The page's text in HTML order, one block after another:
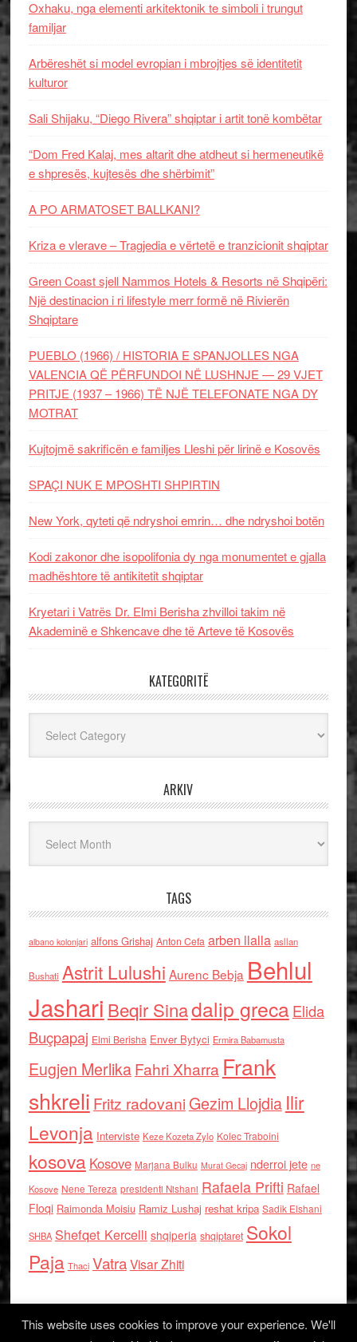
Oxhaku, nga elementi arkitektonik te simboli i trungut
familjar
Arbëreshët si model evropian i mbrojtjes së identitetit
kulturor
Sali Shijaku, “Diego Rivera” shqiptar i artit tonë kombëtar
“Dom Fred Kalaj, mes altarit dhe atdheut si hermeneutikë
e shpresës, kujtesës dhe shërbimit”
A PO ARMATOSET BALLKANI?
Kriza e vlerave – Tragjedia e vërtetë e tranzicionit shqiptar
Green Coast sjell Nammos Hotels & Resorts në Shqipëri:
Një destinacion i ri lifestyle merr formë në Rivierën
Shqiptare
PUEBLO (1966) / HISTORIA E SPANJOLLES NGA
VALENCIA QË PËRFUNDOI NË LUSHNJE — 29 VJET
PRITJE (1937 – 1966) TË NJË TELEFONATE NGA DY
MOTRAT
Kujtojmë sakrificën e familjes Lleshi për lirinë e Kosovës
SPAÇI NUK E MPOSHTI SHPIRTIN
New York, qyteti që ndryshoi emrin… dhe ndryshoi botën
Kodi zakonor dhe isopolifonia dy nga monumentet e gjalla
madhështore të antikitetit shqiptar
Kryetari i Vatrës Dr. Elmi Berisha zhvilloi takim në
Akademinë e Shkencave dhe të Arteve të Kosovës
KATEGORITË
ARKIV
TAGS
albano kolonjari alfons Grishaj Anton Cefa arben llalla asllan
Bushati Astrit Lulushi Aurenc Bebja Behlul
Jashari Beqir Sinadalip grecaElida
Buçpapaj Elmi Berisha Enver Bytyci Ermira Babamusta
Eugjen MerlikaFahri Xharra Frank
shkreli Fritz radovaniGezim Llojdia Ilir
Levonja Interviste Keze Kozeta Zylo Kolec Traboini
kosova Kosove Marjana Bulku Murat Gecaj nderroi jete ne
Kosove Nene Tereza presidenti Nishani Rafaela Prifti Rafael
Floqi Raimonda Moisiu Ramiz Lushaj reshat kripa Sadik Elshani
SHBA Shefqet Kercelli shqiperia shqiptaret Sokol
Paja Thaci VatraVisar Zhiti
This website uses cookies to improve your experience. We'll